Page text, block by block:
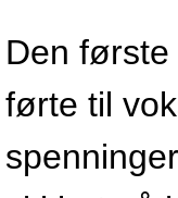
Den
førte til